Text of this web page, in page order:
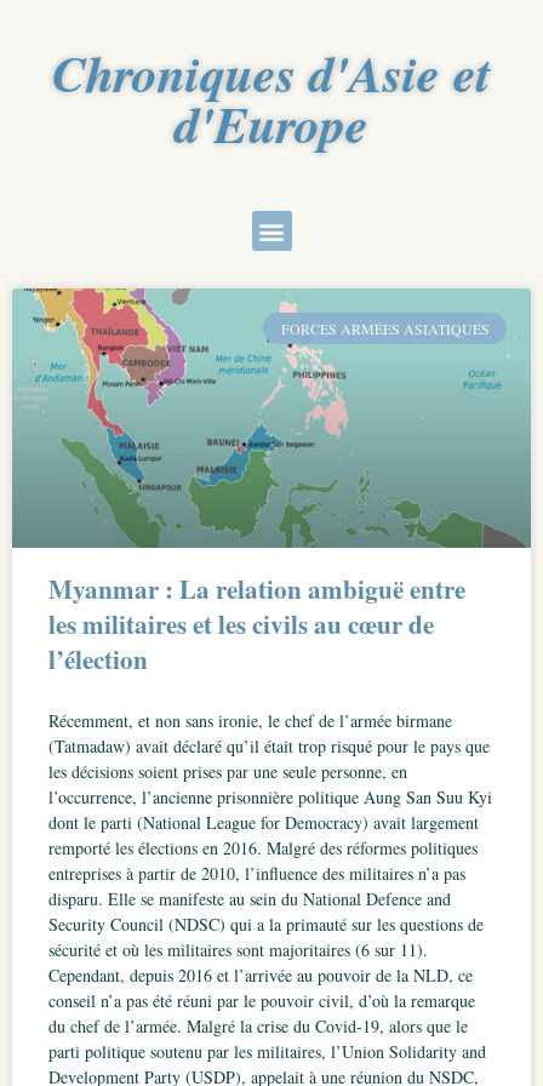
Chroniques d'Asie et
d'Europe
FORCES ARMÉES ASIATIQUES
Myanmar : La relation ambiguë entre
les militaires et les civils au cœur de
l’élection
Récemment, et non sans ironie, le chef de l’armée birmane
(Tatmadaw) avait déclaré qu’il était trop risqué pour le pays que
les décisions soient prises par une seule personne, en
l’occurrence, l’ancienne prisonnière politique Aung San Suu Kyi
dont le parti (National League for Democracy) avait largement
remporté les élections en 2016. Malgré des réformes politiques
entreprises à partir de 2010, l’influence des militaires n’a pas
disparu. Elle se manifeste au sein du National Defence and
Security Council (NDSC) qui a la primauté sur les questions de
sécurité et où les militaires sont majoritaires (6 sur 11).
Cependant, depuis 2016 et l’arrivée au pouvoir de la NLD, ce
conseil n’a pas été réuni par le pouvoir civil, d’où la remarque
du chef de l’armée. Malgré la crise du Covid-19, alors que le
parti politique soutenu par les militaires, l’Union Solidarity and
Development Party (USDP), appelait à une réunion du NSDC,